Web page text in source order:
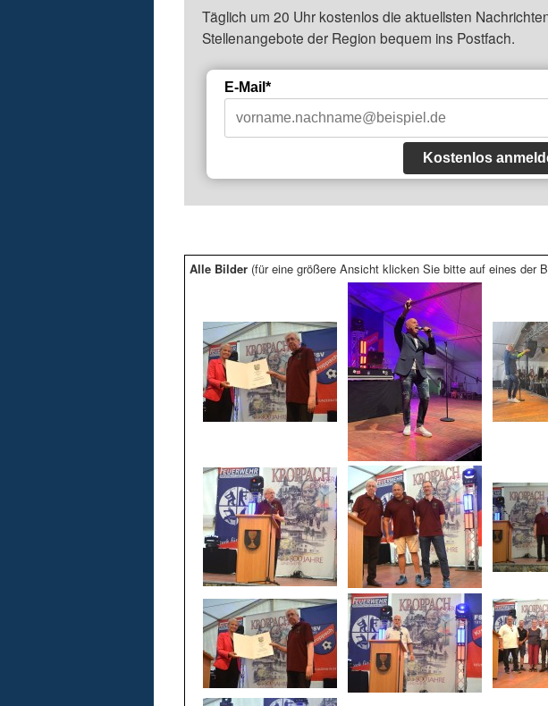
Täglich um 20 Uhr kostenlos die aktuellsten
Stellenangebote der Region bequem ins Postfach.
E-Mail*
Kostenlos
Alle Bilder (für eine größere Ansicht klicken Sie bitte auf eines der